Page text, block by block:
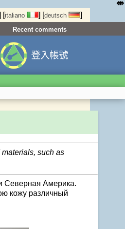
[italiano ] [deutsch ]
Recent comments
登入帳號
such as
Северная Америка.
кожу различный
⤄